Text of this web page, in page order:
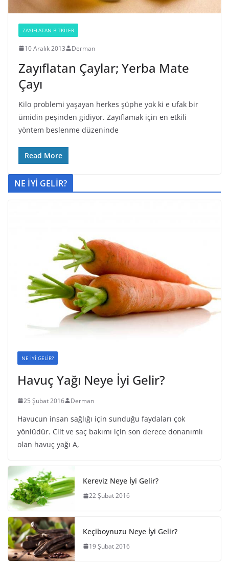
ZAYIFLATAN BİTKİLER
10 Aralık 2013 Derman
Zayıflatan Çaylar; Yerba Mate
Çayı
Kilo problemi yaşayan herkes şüphe yok ki e ufak bir
ümidin peşinden gidiyor. Zayıflamak için en etkili
yöntem beslenme düzeninde
Read More
NE İYİ GELİR?
NE İYİ GELİR?
Havuç Yağı Neye İyi Gelir?
25 Şubat 2016 Derman
Havucun insan sağlığı için sunduğu faydaları çok
yönlüdür. Cilt ve saç bakımı için son derece donanımlı
olan havuç yağı A,
Kereviz Neye İyi Gelir?
22 Şubat 2016
Keçiboynuzu Neye İyi Gelir?
19 Şubat 2016